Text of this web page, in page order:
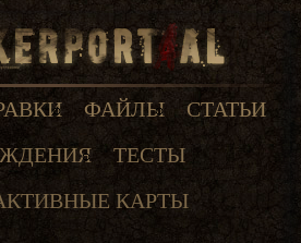
ФАЙЛЫ
СТАТЬИ
ТЕСТЫ
КАРТЫ